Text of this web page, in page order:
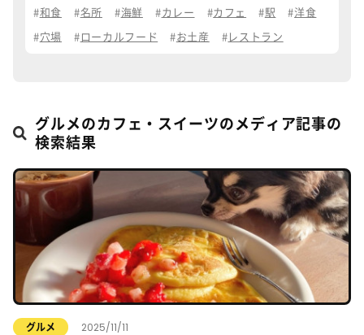
和食 名所 海鮮 カレー カフェ 駅 洋食
穴場 ローカルフード お土産 レストラン
グルメのカフェ・スイーツのメディア記事の
検索結果
グルメ 2025/11/11